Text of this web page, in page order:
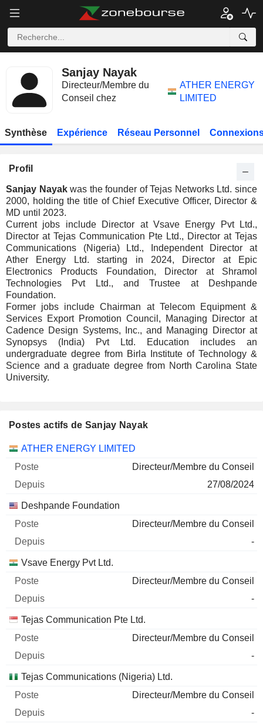
Sanjay Nayak
Directeur/Membre du
Conseil chez
ATHER ENERGY
LIMITED
Synthèse Expérience Réseau Personnel
Profil
Sanjay Nayakwas the founder of Tejas Networks Ltd. since
2000, holding the title of Chief Executive Officer, Director &
MD until 2023.
Current jobs include Director at Vsave Energy Pvt Ltd.,
Director at Tejas Communication Pte Ltd., Director at Tejas
Communications (Nigeria) Ltd., Independent Director at
Ather Energy Ltd. starting in 2024, Director at Epic
Electronics Products Foundation, Director at Shramol
Technologies Pvt Ltd., and Trustee at Deshpande
Foundation.
Former jobs include Chairman at Telecom Equipment &
Services Export Promotion Council, Managing Director at
Cadence Design Systems, Inc., and Managing Director at
Synopsys (India) Pvt Ltd. Education includes an
undergraduate degree from Birla Institute of Technology &
Science and a graduate degree from North Carolina State
University.
Postes actifs de Sanjay Nayak
Sociétés Poste Début
ATHER ENERGY LIMITED
Directeur/Membre du Conseil
27/08/2024
Deshpande Foundation
Directeur/Membre du Conseil
-
Vsave Energy Pvt Ltd.
Directeur/Membre du Conseil
-
Tejas Communication Pte Ltd.
Directeur/Membre du Conseil
-
Tejas Communications (Nigeria) Ltd.
Directeur/Membre du Conseil
-